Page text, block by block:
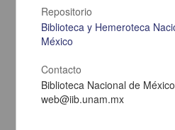
Correspondencia postal
Repositorio
Biblioteca y Hemeroteca
México
Contacto
Biblioteca Nacional de
web@iib.unam.mx